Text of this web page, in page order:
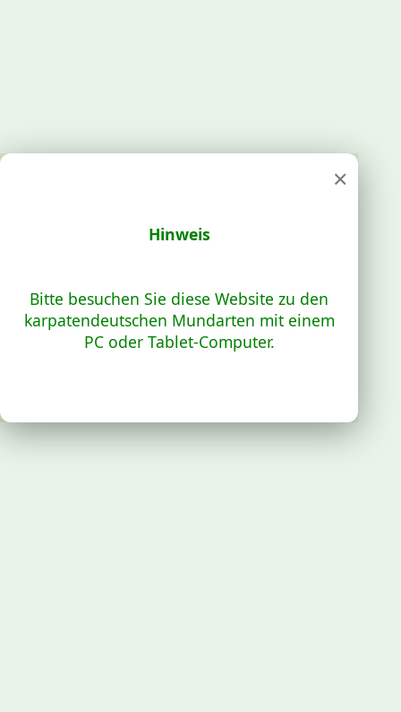
×
Hinweis
Bitte besuchen Sie diese Website zu den
karpatendeutschen Mundarten mit einem
PC oder Tablet-Computer.